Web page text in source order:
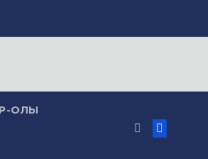
ОЛЫ